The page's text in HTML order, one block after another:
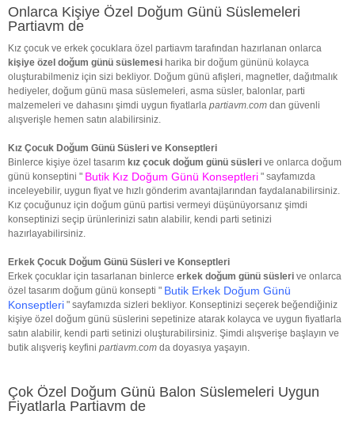
Onlarca Kişiye Özel Doğum Günü Süslemeleri
Partiavm de
Kız çocuk ve erkek çocuklara özel partiavm tarafından hazırlanan onlarca
kişiye özel doğum günü süslemesi harika bir doğum gününü kolayca
oluşturabilmeniz için sizi bekliyor. Doğum günü afişleri, magnetler, dağıtmalık
hediyeler, doğum günü masa süslemeleri, asma süsler, balonlar, parti
malzemeleri ve dahasını şimdi uygun fiyatlarla partiavm.com dan güvenli
alışverişle hemen satın alabilirsiniz.
Kız Çocuk Doğum Günü Süsleri ve Konseptleri
Binlerce kişiye özel tasarım kız çocuk doğum günü süsleri ve onlarca doğum
günü konseptini " Butik Kız Doğum Günü Konseptleri " sayfamızda
inceleyebilir, uygun fiyat ve hızlı gönderim avantajlarından faydalanabilirsiniz.
Kız çocuğunuz için doğum günü partisi vermeyi düşünüyorsanız şimdi
konseptinizi seçip ürünlerinizi satın alabilir, kendi parti setinizi
hazırlayabilirsiniz.
Erkek Çocuk Doğum Günü Süsleri ve Konseptleri
Erkek çocuklar için tasarlanan binlerce erkek doğum günü süsleri ve onlarca
özel tasarım doğum günü konsepti " Butik Erkek Doğum Günü
Konseptleri " sayfamızda sizleri bekliyor. Konseptinizi seçerek beğendiğiniz
kişiye özel doğum günü süslerini sepetinize atarak kolayca ve uygun fiyatlarla
satın alabilir, kendi parti setinizi oluşturabilirsiniz. Şimdi alışverişe başlayın ve
butik alışveriş keyfini partiavm.com da doyasıya yaşayın.
Çok Özel Doğum Günü Balon Süslemeleri Uygun
Fiyatlarla Partiavm de